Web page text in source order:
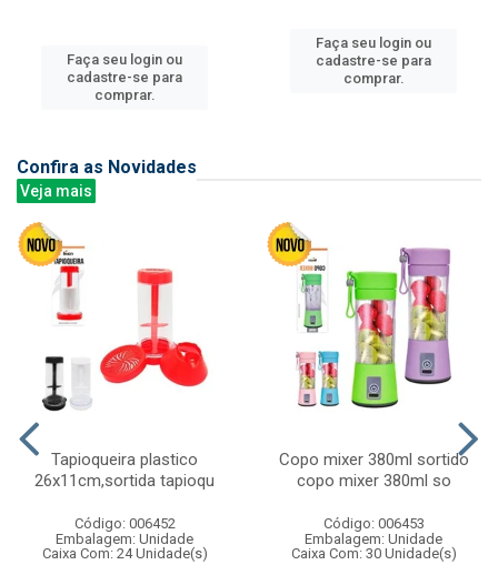
Faça seu login ou
cadastre-se para
comprar.
Faça seu login ou
cadastre-se para
comprar.
Confira as Novidades
Veja mais
Tapioqueira plastico
26x11cm,sortida tapioqu
Código: 006452
Embalagem: Unidade
Caixa Com: 24 Unidade(s)
Copo mixer 380ml sortido
copo mixer 380ml so
Código: 006453
Embalagem: Unidade
Caixa Com: 30 Unidade(s)